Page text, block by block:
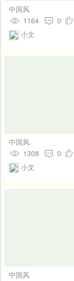
中国风
1164
0
小文
中国风
1308
0
小文
中国风